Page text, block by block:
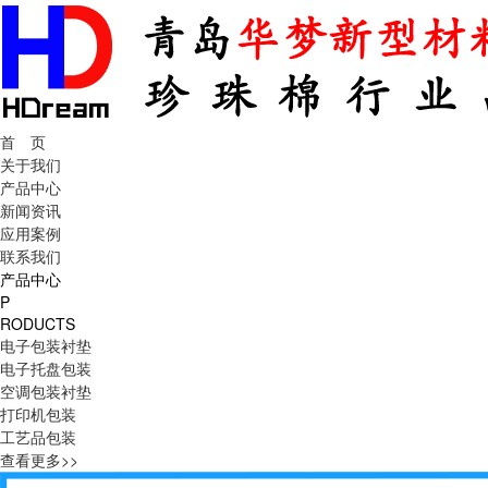
首 页
关于我们
产品中心
新闻资讯
应用案例
联系我们
产品中心
P
RODUCTS
电子包装衬垫
电子托盘包装
空调包装衬垫
打印机包装
工艺品包装
查看更多>>